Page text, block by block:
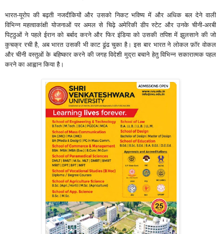
भारत-यूरोप की बढ़ती नजदीकियों और उसको निकट भविष्य में और अधिक बल देने वाली
विभिन्न महत्वाकांक्षी योजनाओं पर अमल से चिढ़े अमेरिकी डीप स्टेट और उनके चीनी-अरबी
पिट्ठुओं ने पहले ईरान को बर्बाद करने और फिर इंडिया को उसकी तपिश में झुलसाने की जो
कुचक्र रची है, अब भारत उसकी भी काट ढूंढ चुका है। इस बार भारत ने लोकल फ़ॉर वोकल
और चीनी वस्तुओं के बहिष्कार करने की जगह विदेशी मुद्रा बचाने हेतु विभिन्न सकारात्मक पहल
करने का आह्वान किया है।